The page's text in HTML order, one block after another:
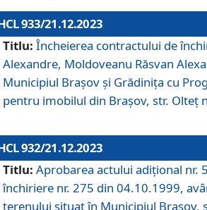
933/21.12.2023
Titlu: Încheierea contractului de
Alexandre, Moldoveanu Răsvan
Municipiul Braşov şi Grădinița cu
pentru imobilul din Brașov, str. Olteț
932/21.12.2023
Titlu: Aprobarea actului adițional nr.
închiriere nr. 275 din 04.10.1999,
terenului situat în Municipiul Brașov,